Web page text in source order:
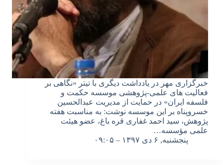
خبرگزاری مهر در یادداشت دیگری با تیتر «نگاهی بر
فعالیت های علمی-پژوهشی موسسه حکمت و
فلسفه ایران» در حمایت از مدیریت عبدالحسین
خسروپناه بر این موسسه نوشت: به مناسبت هفته
پژوهش، سید احمد غفاری قره باغ، عضو هیئت
علمی مؤسسه…
پنجشنبه, ۶ دی ۱۳۹۷ – ۰۹:۰۵